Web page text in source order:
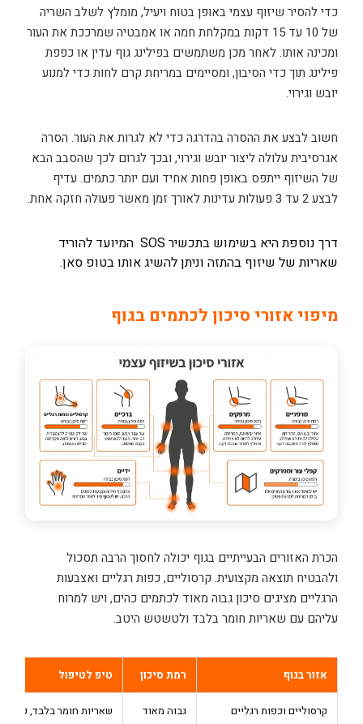
כדי להסיר שיזוף עצמי באופן בטוח ויעיל, מומלץ לשלב השריה
של 10 עד 15 דקות במקלחת חמה או אמבטיה שמרככת את העור
ומכינה אותו. לאחר מכן משתמשים בפילינג גוף עדין או כפפת
פילינג תוך כדי הסיבון, ומסיימים במריחת קרם לחות כדי למנוע
יובש וגירוי.
חשוב לבצע את ההסרה בהדרגה כדי לא לגרות את העור. הסרה
אגרסיבית עלולה ליצור יובש וגירוי, ובכך לגרום לכך שהסבב הבא
של השיזוף ייתפס באופן פחות אחיד ועם יותר כתמים. עדיף
לבצע 2 עד 3 פעולות עדינות לאורך זמן מאשר פעולה חזקה אחת.
דרך נוספת היא בשימוש בתכשיר SOS המיועד להוריד
שאריות של שיזוף בהתזה וניתן להשיג אותו בטופ סאן.
מיפוי אזורי סיכון לכתמים בגוף
הכרת האזורים הבעייתיים בגוף יכולה לחסוך הרבה תסכול
ולהבטיח תוצאה מקצועית. קרסוליים, כפות רגליים ואצבעות
הרגליים מציגים סיכון גבוה מאוד לכתמים כהים, ויש למרוח
עליהם עם שאריות חומר בלבד ולטשטש היטב.
אזור בגוף רמת סיכון טיפ לטיפול
קרסוליים וכפות רגליים גבוה מאוד שאריות חומר בלבד, קרם